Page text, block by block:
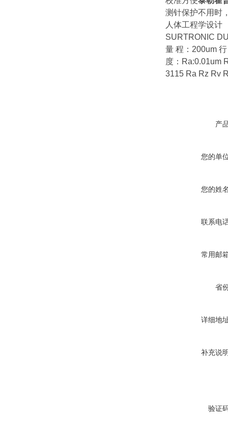
测针保护不用时
人体工程学设计
SURTRONIC
量 程：200um
度：Ra:0.01um
3115 Ra Rz Rv
产
您的单
您的姓
联系电
常用邮
省
详细地
补充说
验证